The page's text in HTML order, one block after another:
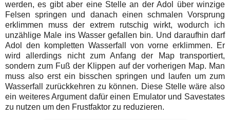
werden, es gibt aber eine Stelle an der Adol über winzige
Felsen springen und danach einen schmalen Vorsprung
erklimmen muss der extrem rutschig wirkt, wodurch ich
unzählige Male ins Wasser gefallen bin. Und daraufhin darf
Adol den kompletten Wasserfall von vorne erklimmen. Er
wird allerdings nicht zum Anfang der Map transportiert,
sondern zum Fuß der Klippen auf der vorherigen Map. Man
muss also erst ein bisschen springen und laufen um zum
Wasserfall zurückkehren zu können. Diese Stelle wäre also
ein weiteres Argument dafür einen Emulator und Savestates
zu nutzen um den Frustfaktor zu reduzieren.